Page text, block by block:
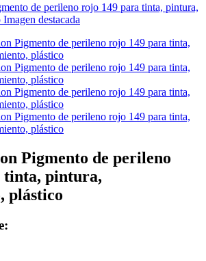
Pigmento de perileno
tinta, pintura,
plástico